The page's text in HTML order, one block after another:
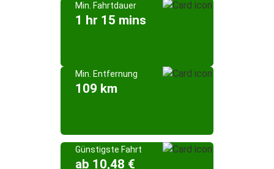
Min. Fahrtdauer
1 hr 15 mins
Min. Entfernung
109 km
Günstigste Fahrt
ab 10,48 €